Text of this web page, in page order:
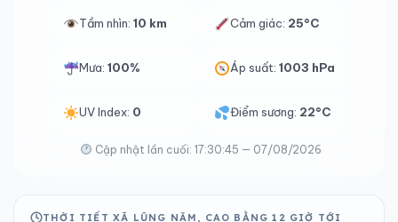
Tầm nhìn: 10 km Cảm giác: 25°C
Mưa: 100% Áp suất:1003 hPa
UV Index: 0 Điểm sương: 22°C
Cập nhật lần cuối: 17:30:45 — 07/08/2026
THỜI TIẾT XÃ LŨNG NẶM, CAO BẰNG 12 GIỜ TỚI